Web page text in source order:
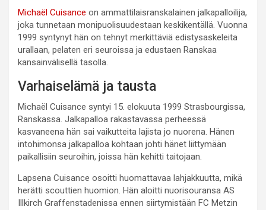
Michaël Cuisance on ammattilaisranskalainen jalkapalloilija,
joka tunnetaan monipuolisuudestaan keskikentällä. Vuonna
1999 syntynyt hän on tehnyt merkittäviä edistysaskeleita
urallaan, pelaten eri seuroissa ja edustaen Ranskaa
kansainvälisellä tasolla.
Varhaiselämä ja tausta
Michaël Cuisance syntyi 15. elokuuta 1999 Strasbourgissa,
Ranskassa. Jalkapalloa rakastavassa perheessä
kasvaneena hän sai vaikutteita lajista jo nuorena. Hänen
intohimonsa jalkapalloa kohtaan johti hänet liittymään
paikallisiin seuroihin, joissa hän kehitti taitojaan.
Lapsena Cuisance osoitti huomattavaa lahjakkuutta, mikä
herätti scouttien huomion. Hän aloitti nuorisouransa AS
Illkirch Graffenstadenissa ennen siirtymistään FC Metzin